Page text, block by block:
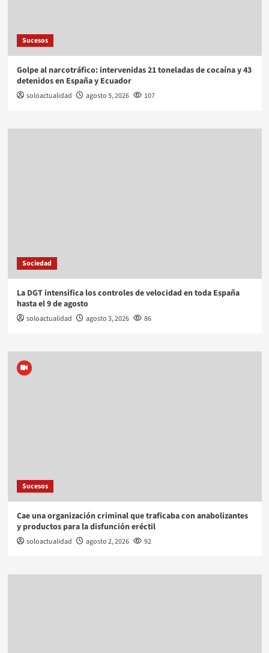
Sucesos
Golpe al narcotráfico: intervenidas 21 toneladas de cocaína y 43
detenidos en España y Ecuador
soloactualidad agosto 5, 2026 107
Sociedad
La DGT intensifica los controles de velocidad en toda España
hasta el 9 de agosto
soloactualidad agosto 3, 2026 86
Sucesos
Cae una organización criminal que traficaba con anabolizantes
y productos para la disfunción eréctil
soloactualidad agosto 2, 2026 92